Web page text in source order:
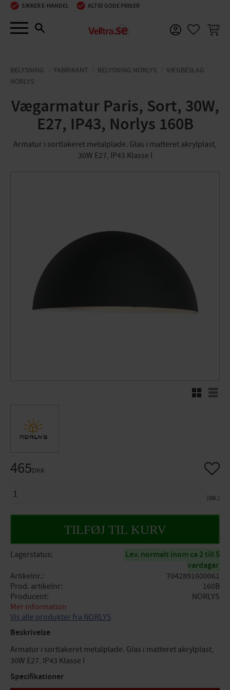
Menu
SIKKER E-HANDEL ALTID GODE PRISER
BELYSNING FABRIKANT BELYSNING NORLYS
VÆGBESLAG
NORLYS
Vægarmatur Paris, Sort, 30W,
E27, IP43, Norlys 160B
Armatur i sortlakeret metalplade. Glas i matteret akrylplast,
30W E27, IP43 Klasse I
RutenettListe
465DKK
stk.
Gem
Lagerstatus
Lev. normalt inom ca 2 till 5
vardagar
Artikelnr.
7042891600061
Prod. artikelnr
160B
Producent
NORLYS
Mer information
Vis alle produkter fra NORLYS
Beskrivelse
Armatur i sortlakeret metalplade. Glas i matteret akrylplast,
30W E27, IP43 Klasse I
Specifikationer